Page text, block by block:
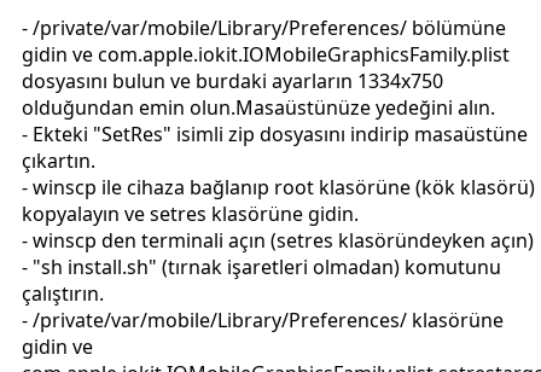
- /private/var/mobile/Library/Preferences/ bölümüne
gidin ve com.apple.iokit.IOMobileGraphicsFamily.plist
dosyasını bulun ve burdaki ayarların 1334x750
olduğundan emin olun.Masaüstünüze yedeğini alın.
- Ekteki "SetRes" isimli zip dosyasını indirip masaüstüne
çıkartın.
- winscp ile cihaza bağlanıp root klasörüne (kök klasörü)
kopyalayın ve setres klasörüne gidin.
- winscp den terminali açın (setres klasöründeyken açın)
- "sh install.sh" (tırnak işaretleri olmadan) komutunu
çalıştırın.
- /private/var/mobile/Library/Preferences/ klasörüne
gidin ve